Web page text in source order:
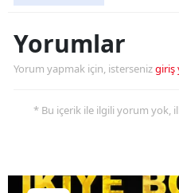
Yorumlar
Yorum yapmak için, istersenizgiriş
* Bu içerik ile ilgili yorum yok,